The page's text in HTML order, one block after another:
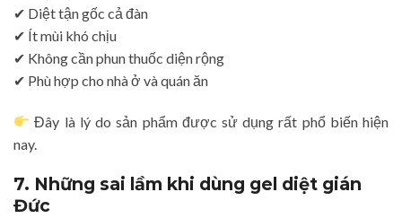
✔ Diệt tận gốc cả đàn
✔ Ít mùi khó chịu
✔ Không cần phun thuốc diện rộng
✔ Phù hợp cho nhà ở và quán ăn
Đây là lý do sản phẩm được sử dụng rất phổ biến hiện
nay.
7. Những sai lầm khi dùng gel diệt gián
Đức